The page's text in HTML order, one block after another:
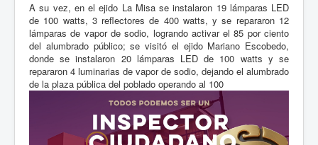
A su vez, en el ejido La Misa se instalaron 19 lámparas LED
de 100 watts, 3 reflectores de 400 watts, y se repararon 12
lámparas de vapor de sodio, logrando activar el 85 por ciento
del alumbrado público; se visitó el ejido Mariano Escobedo,
donde se instalaron 20 lámparas LED de 100 watts y se
repararon 4 luminarias de vapor de sodio, dejando el alumbrado
de la plaza pública del poblado operando al 100